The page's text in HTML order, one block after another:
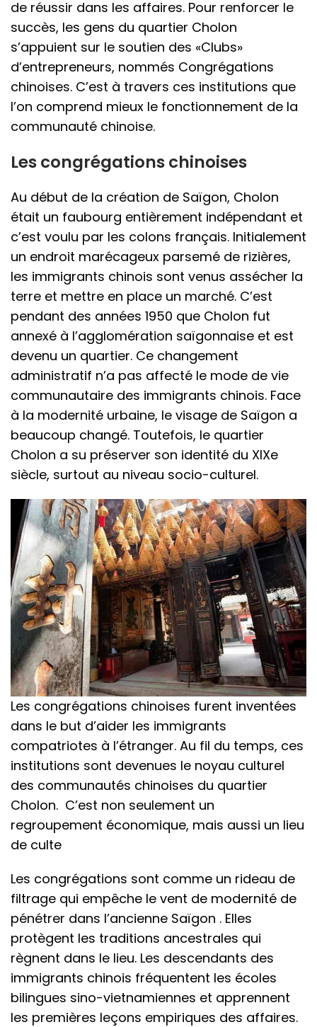
de réussir dans les affaires. Pour renforcer le
succès, les gens du quartier Cholon
s’appuient sur le soutien des «Clubs»
d’entrepreneurs, nommés Congrégations
chinoises. C’est à travers ces institutions que
l’on comprend mieux le fonctionnement de la
communauté chinoise.
Les congrégations chinoises
Au début de la création de Saïgon, Cholon
était un faubourg entièrement indépendant et
c’est voulu par les colons français. Initialement
un endroit marécageux parsemé de rizières,
les immigrants chinois sont venus assécher la
terre et mettre en place un marché. C’est
pendant des années 1950 que Cholon fut
annexé à l’agglomération saïgonnaise et est
devenu un quartier. Ce changement
administratif n’a pas affecté le mode de vie
communautaire des immigrants chinois. Face
à la modernité urbaine, le visage de Saïgon a
beaucoup changé. Toutefois, le quartier
Cholon a su préserver son identité du XIXe
siècle, surtout au niveau socio-culturel.
Les congrégations chinoises furent inventées
dans le but d’aider les immigrants
compatriotes à l’étranger. Au fil du temps, ces
institutions sont devenues le noyau culturel
des communautés chinoises du quartier
Cholon. C’est non seulement un
regroupement économique, mais aussi un lieu
de culte
Les congrégations sont comme un rideau de
filtrage qui empêche le vent de modernité de
pénétrer dans l’ancienne Saïgon . Elles
protègent les traditions ancestrales qui
règnent dans le lieu. Les descendants des
immigrants chinois fréquentent les écoles
bilingues sino-vietnamiennes et apprennent
les premières leçons empiriques des affaires.